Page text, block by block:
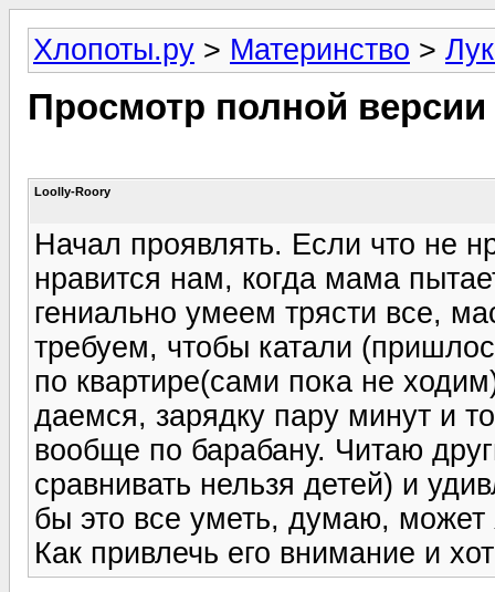
Хлопоты.ру > Материнство >
Просмотр полной
Loolly-Roory
Начал проявлять. Если что не
нравится нам, когда мама
гениально умеем трясти все,
требуем, чтобы катали
по квартире(сами пока не
даемся, зарядку пару минут и
вообще по барабану. Читаю
сравнивать нельзя детей) и
бы это все уметь, думаю,
Как привлечь его внимание и